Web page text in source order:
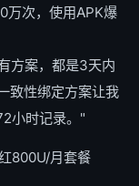
次，使用APK爆
方案，都是3天内
致性绑定方案让我
小时记录。"
800U/月套餐